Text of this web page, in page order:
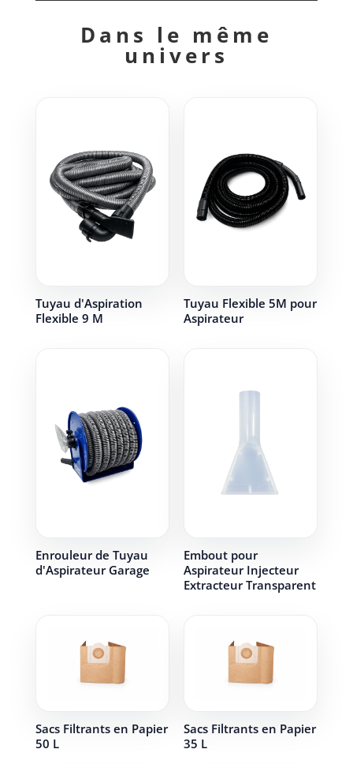
Dans le même
univers
Tuyau d'Aspiration
Flexible 9 M
Tuyau Flexible 5M pour
Aspirateur
Enrouleur de Tuyau
d'Aspirateur Garage
Embout pour
Aspirateur Injecteur
Extracteur Transparent
Sacs Filtrants en Papier
50 L
Sacs Filtrants en Papier
35 L